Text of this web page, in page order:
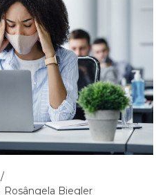
Rosângela Biegler